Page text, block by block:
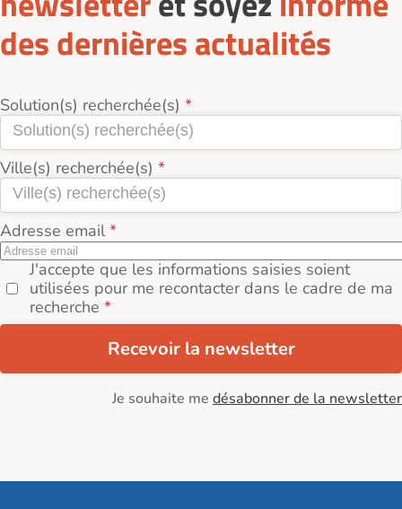
des dernières actualités
Solution(s) recherchée(s)
Ville(s) recherchée(s)
Adresse email
J'accepte que les informations saisies soient
utilisées pour me recontacter dans le cadre de ma
recherche
Recevoir la newsletter
Je souhaite me désabonner de la newsletter